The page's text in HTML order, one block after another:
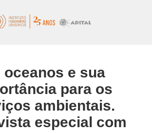
oceanos e sua
para os
ambientais.
especial com